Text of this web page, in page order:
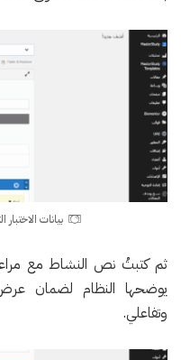
بيانات
ثم كتبتُ نص النشاط مع مراعاة
يوضحها النظام لضمان
وتفاعلي.